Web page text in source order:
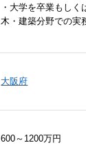
・大学を卒業もし
木・建築分野での実
大阪府
600～1200万円